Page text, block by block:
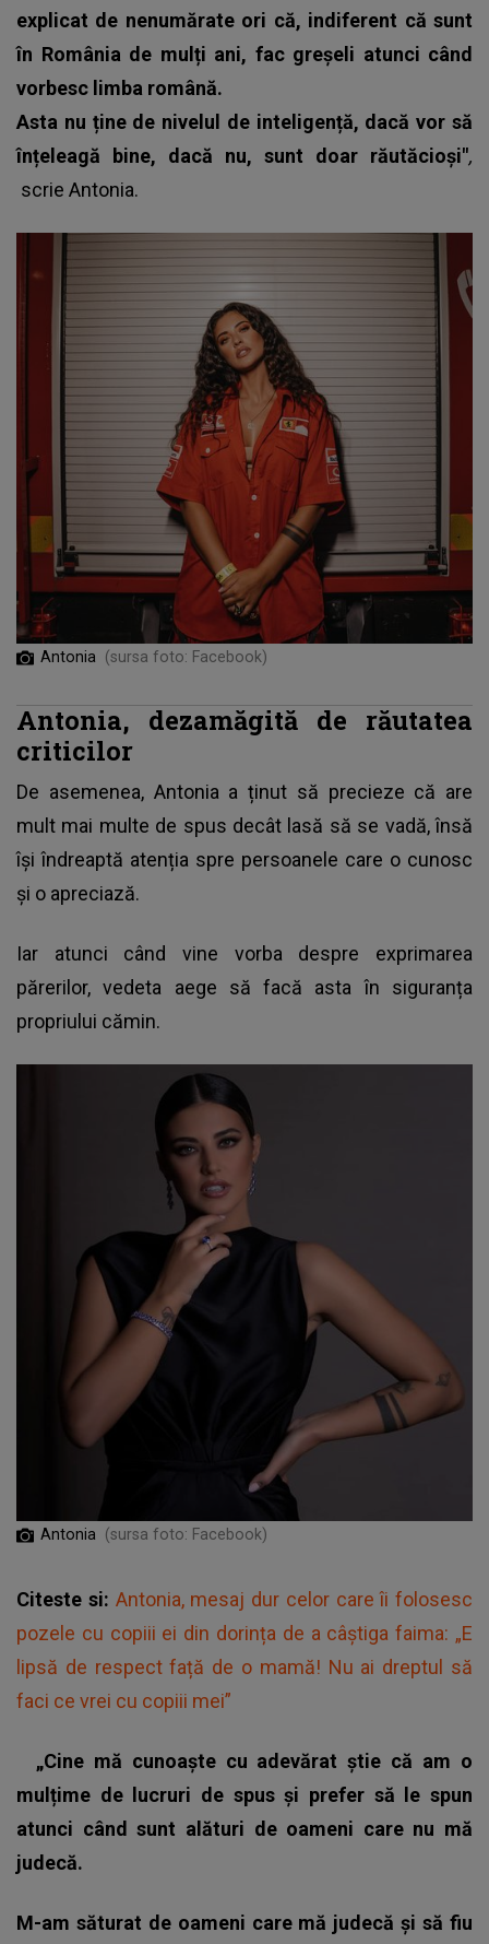
explicat de nenumărate ori că, indiferent că sunt
în România de mulți ani, fac greșeli atunci când
vorbesc limba română.
Asta nu ține de nivelul de inteligență, dacă vor să
înțeleagă bine, dacă nu, sunt doar răutăcioși",
scrie Antonia.
Antonia (sursa foto: Facebook)
Antonia, dezamăgită de răutatea
criticilor
De asemenea, Antoniaa ținut să precieze că are
mult mai multe de spus decât lasă să se vadă, însă
își îndreaptă atenția spre persoanele care o cunosc
și o apreciază.
Iar atunci când vine vorba despre exprimarea
părerilor, vedeta aege să facă asta în siguranța
propriului cămin.
Antonia (sursa foto: Facebook)
Citeste si: Antonia, mesaj dur celor care îi folosesc
pozele cu copiii ei din dorința de a câștiga faima: „E
lipsă de respect față de o mamă! Nu ai dreptul să
faci ce vrei cu copiii mei”
„Cine mă cunoaște cu adevărat știe că am o
mulțime de lucruri de spus și prefer să le spun
atunci când sunt alături de oameni care nu mă
judecă.
M-am săturat de oameni care mă judecă și să fiu